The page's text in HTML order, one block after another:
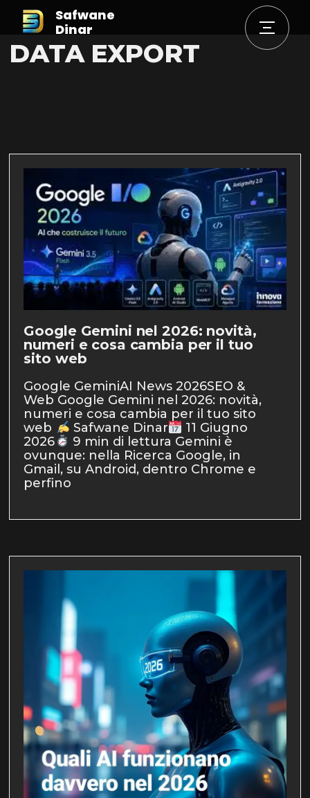
Safwane
Dinar
DATA EXPORT
Google Gemini nel 2026: novità,
numeri e cosa cambia per il tuo
sito web
Google GeminiAI News 2026SEO &
Web Google Gemini nel 2026: novità,
numeri e cosa cambia per il tuo sito
web
Safwane Dinar
11 Giugno
2026
9 min di lettura Gemini è
ovunque: nella Ricerca Google, in
Gmail, su Android, dentro Chrome e
perfino